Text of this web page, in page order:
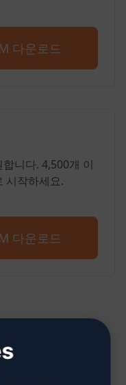
다운로드
니다. 4,500개 이
시작하세요.
다운로드
만들기